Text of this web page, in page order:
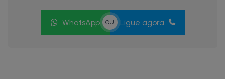
WhatsApp OU Ligue agora